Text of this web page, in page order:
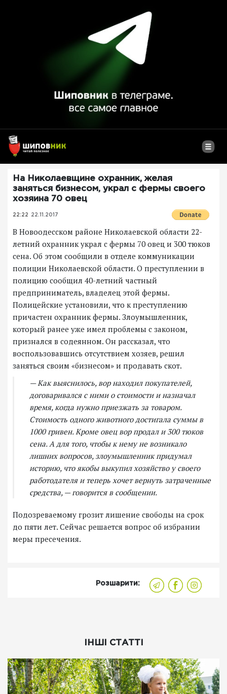
На Николаевщине охранник, желая
заняться бизнесом, украл с фермы своего
хозяина 70 овец
22:22 22.11.2017
В Новоодесском районе Николаевской области 22-
летний охранник украл с фермы 70 овец и 300 тюков
сена. Об этом сообщили в отделе коммуникации
полиции Николаевской области. О преступлении в
полицию сообщил 40-летний частный
предприниматель, владелец этой фермы.
Полицейские установили, что к преступлению
причастен охранник фермы. Злоумышленник,
который ранее уже имел проблемы с законом,
признался в содеянном. Он рассказал, что
воспользовавшись отсутствием хозяев, решил
заняться своим «бизнесом» и продавать скот.
— Как выяснилось, вор находил покупателей,
договаривался с ними о стоимости и назначал
время, когда нужно приезжать за товаром.
Стоимость одного животного достигала суммы в
1000 гривен. Кроме овец вор продал и 300 тюков
сена. А для того, чтобы к нему не возникало
лишних вопросов, злоумышленник придумал
историю, что якобы выкупил хозяйство у своего
работодателя и теперь хочет вернуть затраченные
средства, — говорится в сообщении.
Подозреваемому грозит лишение свободы на срок
до пяти лет. Сейчас решается вопрос об избрании
меры пресечения.
Розшарити:
ІНШІ СТАТТІ